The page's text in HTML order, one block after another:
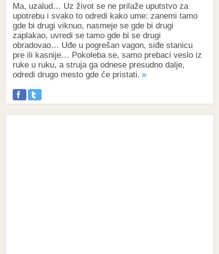
Ma, uzalud… Uz život se ne prilaže uputstvo za
upotrebu i svako to odredi kako ume: zanemi tamo
gde bi drugi viknuo, nasmeje se gde bi drugi
zaplakao, uvredi se tamo gde bi se drugi
obradovao… Uđe u pogrešan vagon, siđe stanicu
pre ili kasnije… Pokoleba se, samo prebaci veslo iz
ruke u ruku, a struja ga odnese presudno dalje,
odredi drugo mesto gde će pristati.